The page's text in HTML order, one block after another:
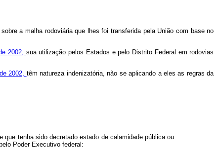
a malha rodoviária que lhes foi transferida pela União com base no
2002, sua utilização pelos Estados e pelo Distrito Federal em rodovias
2002, têm natureza indenizatória, não se aplicando a eles as regras da
que tenha sido decretado estado de calamidade pública ou
Poder Executivo federal: